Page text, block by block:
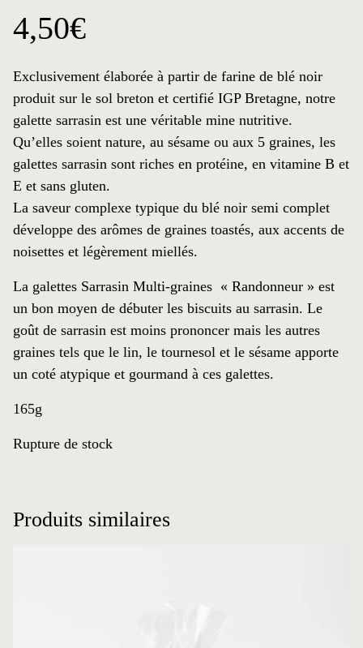
4,50€
Exclusivement élaborée à partir de farine de blé noir
produit sur le sol breton et certifié IGP Bretagne, notre
galette sarrasin est une véritable mine nutritive.
Qu’elles soient nature, au sésame ou aux 5 graines, les
galettes sarrasin sont riches en protéine, en vitamine B et
E et sans gluten.
La saveur complexe typique du blé noir semi complet
développe des arômes de graines toastés, aux accents de
noisettes et légèrement miellés.
La galettes Sarrasin Multi-graines « Randonneur » est
un bon moyen de débuter les biscuits au sarrasin. Le
goût de sarrasin est moins prononcer mais les autres
graines tels que le lin, le tournesol et le sésame apporte
un coté atypique et gourmand à ces galettes.
165g
Rupture de stock
Produits similaires